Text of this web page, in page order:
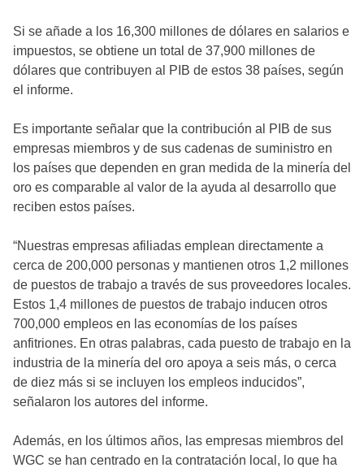
Si se añade a los 16,300 millones de dólares en salarios e
impuestos, se obtiene un total de 37,900 millones de
dólares que contribuyen al PIB de estos 38 países, según
el informe.
Es importante señalar que la contribución al PIB de sus
empresas miembros y de sus cadenas de suministro en
los países que dependen en gran medida de la minería del
oro es comparable al valor de la ayuda al desarrollo que
reciben estos países.
“Nuestras empresas afiliadas emplean directamente a
cerca de 200,000 personas y mantienen otros 1,2 millones
de puestos de trabajo a través de sus proveedores locales.
Estos 1,4 millones de puestos de trabajo inducen otros
700,000 empleos en las economías de los países
anfitriones. En otras palabras, cada puesto de trabajo en la
industria de la minería del oro apoya a seis más, o cerca
de diez más si se incluyen los empleos inducidos”,
señalaron los autores del informe.
Además, en los últimos años, las empresas miembros del
WGC se han centrado en la contratación local, lo que ha